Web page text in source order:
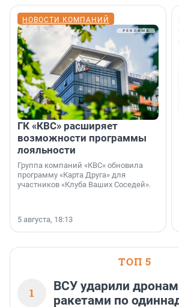
НОВОСТИ КОМПАНИЙ
ГК «КВС» расширяет
возможности программы
лояльности
Группа компаний «КВС» обновила
программу «Карта Друга» для
участников «Клуба Ваших Соседей».
5 августа, 18:13
ТОП 5
1
ВСУ ударили
ракетами по